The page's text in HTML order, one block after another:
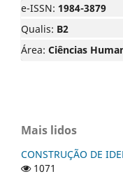
e-ISSN: 1984-3879
Qualis: B2
Área: Ciências
Mais lidos
CONSTRUÇÃO DE
1071